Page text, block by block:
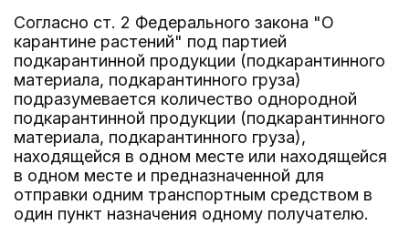
Согласно ст. 2 Федерального закона "О
карантине растений" под партией
подкарантинной продукции (подкарантинного
материала, подкарантинного груза)
подразумевается количество однородной
подкарантинной продукции (подкарантинного
материала, подкарантинного груза),
находящейся в одном месте или находящейся
в одном месте и предназначенной для
отправки одним транспортным средством в
один пункт назначения одному получателю.